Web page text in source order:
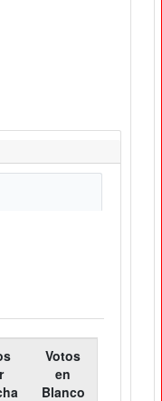
Votos
en
Blanco